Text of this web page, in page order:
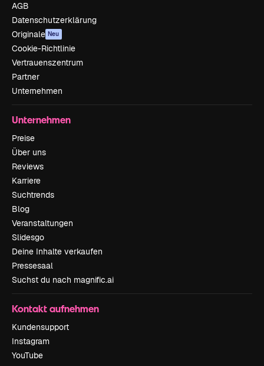
AGB
Datenschutzerklärung
Originale Neu
Cookie-Richtlinie
Vertrauenszentrum
Partner
Unternehmen
Unternehmen
Preise
Über uns
Reviews
Karriere
Suchtrends
Blog
Veranstaltungen
Slidesgo
Deine Inhalte verkaufen
Pressesaal
Suchst du nach magnific.ai
Kontakt aufnehmen
Kundensupport
Instagram
YouTube